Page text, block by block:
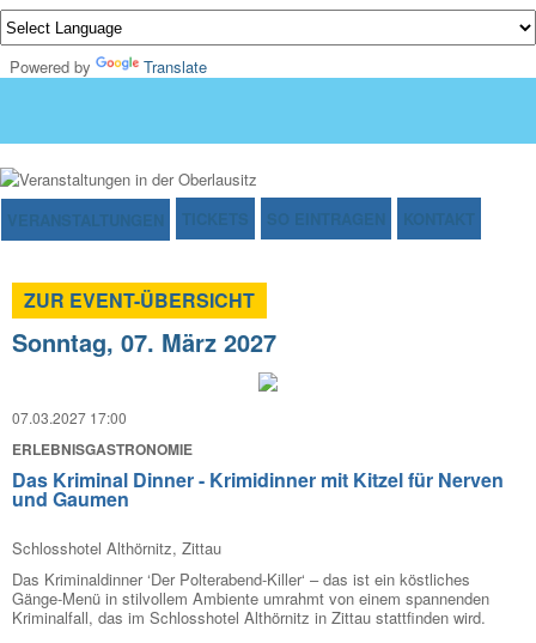
Powered by Translate
VERANSTALTUNGEN TICKETS SO EINTRAGEN KONTAKT
ZUR EVENT-ÜBERSICHT
Sonntag, 07. März 2027
07.03.2027 17:00
ERLEBNISGASTRONOMIE
Das Kriminal Dinner - Krimidinner mit Kitzel für Nerven
und Gaumen
Schlosshotel Althörnitz, Zittau
Das Kriminaldinner ‘Der Polterabend-Killer‘ – das ist ein köstliches
Gänge-Menü in stilvollem Ambiente umrahmt von einem spannenden
Kriminalfall, das im Schlosshotel Althörnitz in Zittau stattfinden wird.